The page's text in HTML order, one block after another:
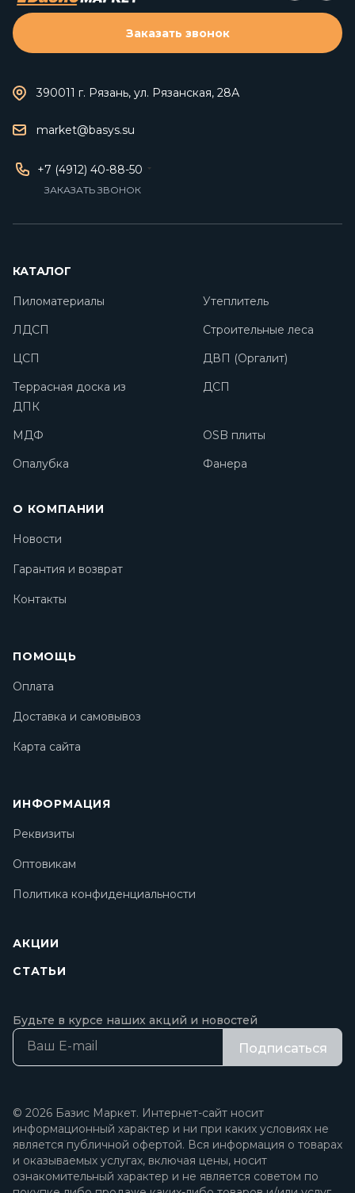
390011 г. Рязань, ул. Рязанская, 28А
market@basys.su
+7 (4912) 40-88-50
ЗАКАЗАТЬ ЗВОНОК
Заказать звонок
КАТАЛОГ
Пиломатериалы
Утеплитель
ЛДСП
Строительные леса
ЦСП
ДВП (Оргалит)
Террасная доска из
ДПК
ДСП
МДФ
OSB плиты
Опалубка
Фанера
О КОМПАНИИ
Новости
Гарантия и возврат
Контакты
ПОМОЩЬ
Оплата
Доставка и самовывоз
Карта сайта
ИНФОРМАЦИЯ
Реквизиты
Оптовикам
Политика конфиденциальности
АКЦИИ
СТАТЬИ
Будьте в курсе наших акций и новостей
Подписаться
© 2026 Базис Маркет. Интернет-сайт носит
информационный характер и ни при каких условиях не
является публичной офертой. Вся информация о товарах
и оказываемых услугах, включая цены, носит
ознакомительный характер и не является советом по